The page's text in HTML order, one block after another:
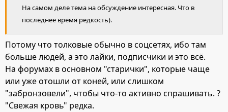
На самом деле тема на обсуждение интересная. Что в
последнее время редкость).
Потому что толковые обычно в соцсетях, ибо там
больше людей, а это лайки, подписчики и это всё.
На форумах в основном "старички", которые чаще
или уже отошли от коней, или слишком
"забронзовели", чтобы что-то активно спрашивать. ?
"Свежая кровь" редка.